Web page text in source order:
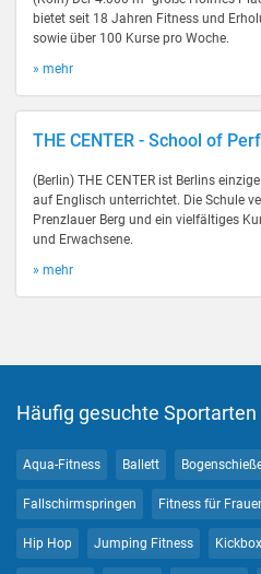
bietet seit 18 Jahren Fitness und
sowie über 100 Kurse pro Woche.
» mehr
THE CENTER - School of
(Berlin) THE CENTER ist Berlins
auf Englisch unterrichtet. Die Schule
Prenzlauer Berg und ein vielfältiges
und Erwachsene.
» mehr
Häufig gesuchte Sportarten
Aqua-Fitness Ballett
Fallschirmspringen Fitness für
Hip Hop Jumping Fitness